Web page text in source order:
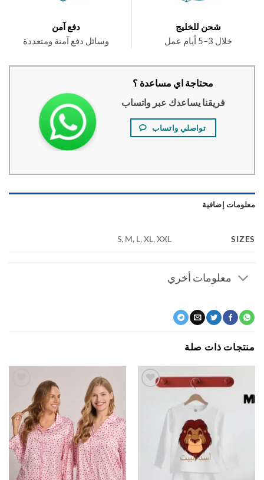
شحن للخليج
دفع آمن
وسائل دفع آمنة ومتعددة
محتاجة اي مساعدة ؟
فريقنا يساعدك عبر واتساب
تواصلي واتساب
إضافية
S, M, L, XL, XXL
معلومات أخري
ذات صلة
المفضلة
اضف
الي
المفضلة